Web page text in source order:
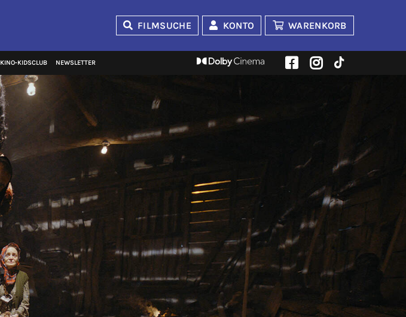
FILMSUCHE KONTO WARENKORB
KINO‑KIDSCLUB NEWSLETTER